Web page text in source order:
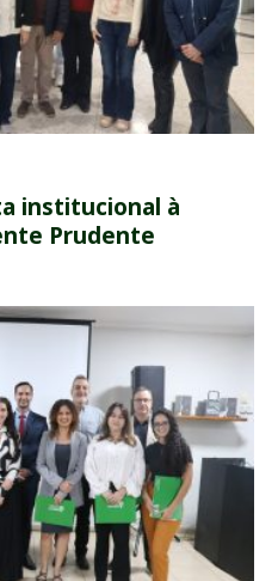
institucional à
Prudente